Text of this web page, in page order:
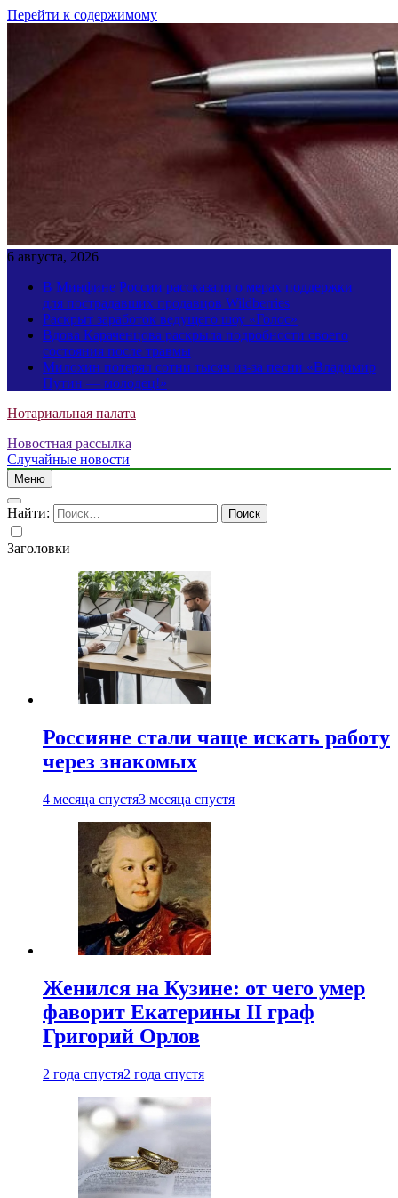
Перейти к содержимому
6 августа, 2026
В Минфине России рассказали о мерах поддержки
для пострадавших продавцов Wildberries
Раскрыт заработок ведущего шоу «Голос»
Вдова Караченцова раскрыла подробности своего
состояния после травмы
Милохин потерял сотни тысяч из-за песни «Владимир
Путин — молодец!»
Нотариальная палата
Новостная рассылка
Случайные новости
Меню
Найти:
Заголовки
Россияне стали чаще искать работу
через знакомых
4 месяца спустя3 месяца спустя
Женился на Кузине: от чего умер
фаворит Екатерины II граф
Григорий Орлов
2 года спустя2 года спустя